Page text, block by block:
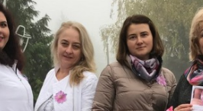
захищена»